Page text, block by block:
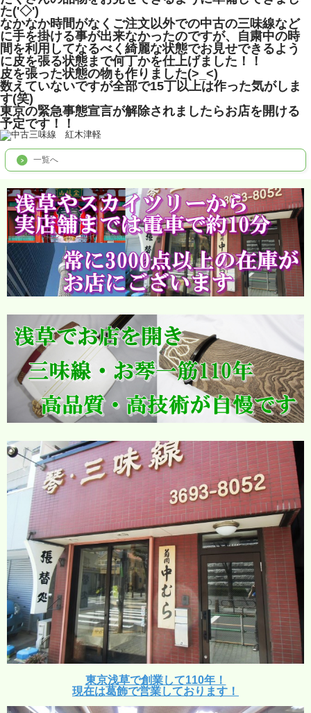
た('◇')ゞ
なかなか時間がなくご注文以外での中古の三味線など
に手を掛ける事が出来なかったのですが、自粛中の時
間を利用してなるべく綺麗な状態でお見せできるよう
に皮を張る状態まで何丁かを仕上げました！！
皮を張った状態の物も作りました(>_<)
数えていないですが全部で15丁以上は作った気がしま
す(笑)
東京の緊急事態宣言が解除されましたらお店を開ける
予定です！！
一覧へ
東京浅草で創業して110年！
現在は葛飾で営業しております！